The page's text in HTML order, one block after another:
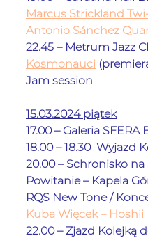
Marcus Strickland
Antonio Sánchez
22.45 – Metrum
Kosmonauci
Jam session
15.03.2024 piątek
17.00 – Galeria
18.00 – 18.30
20.00 – Schronisko
Powitanie – Kapela
RQS New Tone /
Kuba Więcek – Hoshii
22.00 – Zjazd Kolejką